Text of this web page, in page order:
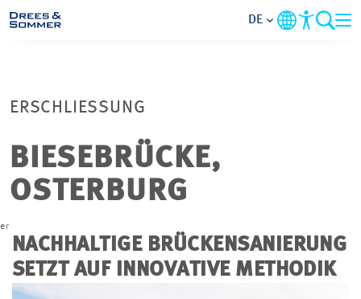
UNTERNEHMEN
KARRIERE
DE
ERSCHLIESSUNG
BIESEBRÜCKE,
OSTERBURG
NACHHALTIGE BRÜCKENSANIERUNG
SETZT AUF INNOVATIVE METHODIK